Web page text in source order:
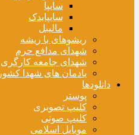
سایپا
سایپایدک
مالیبل
ریشوهای با ریشه
شهدای مدافع حرم
شهدای جامعه کارگری
یادمان های شهدا کشور
دانلودها
پوستر
کلیپ تصویری
کلیپ صوتی
موبایل اسلامی